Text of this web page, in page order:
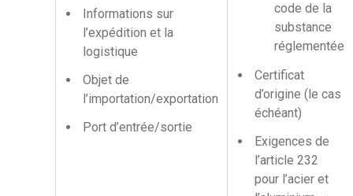
Informations sur
l’expédition et la
logistique
Objet de
l’importation/exportation
Port d’entrée/sortie
code de la
substance
réglementée
Certificat
d’origine (le cas
échéant)
Exigences de
l’article 232
pour l’acier et